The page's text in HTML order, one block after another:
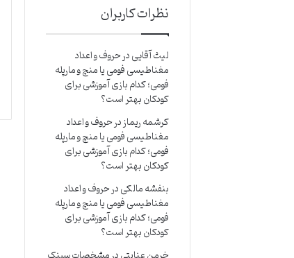
نظرات کاربران
لیث آقاییدرحروف و اعداد
مغناطیسی فومی یا منچ و مارپله
فومی؛ کدام بازی آموزشی برای
کودکان بهتر است؟
کرشمه ریمازدرحروف و اعداد
مغناطیسی فومی یا منچ و مارپله
فومی؛ کدام بازی آموزشی برای
کودکان بهتر است؟
بنفشه مالکیدرحروف و اعداد
مغناطیسی فومی یا منچ و مارپله
فومی؛ کدام بازی آموزشی برای
کودکان بهتر است؟